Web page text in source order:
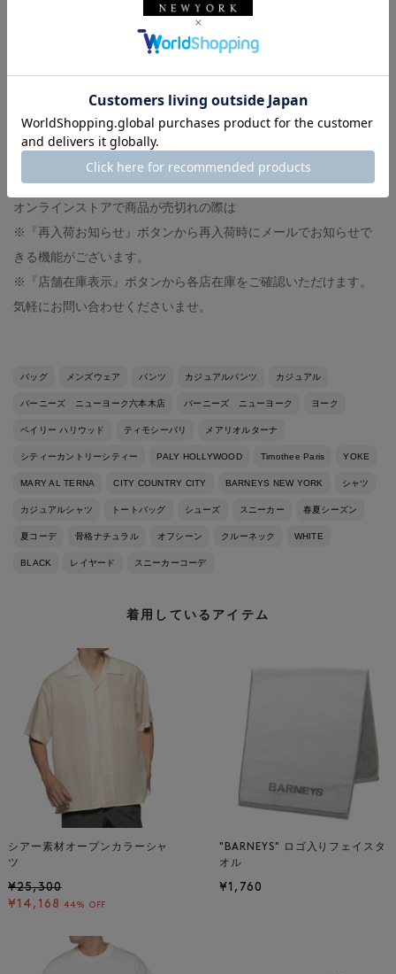
◼︎身長174センチ、体重60キロ
◼︎足の甲は低く、幅狭
◼︎革靴サイズ40,UK6（ジャストサイズです）
オンラインストアで商品が売切れの際は
※『再入荷お知らせ』ボタンから再入荷時にメールでお知らせで
きる機能がございます。
※『店舗在庫表示』ボタンから各店在庫をご確認いただけます。
気軽にお問い合わせくださいませ。
バッグ メンズウェア パンツ カジュアルパンツ カジュアル
バーニーズ ニューヨーク六本木店 バーニーズ ニューヨーク ヨーク
ペイリー ハリウッド ティモシーパリ メアリオルターナ
シティーカントリーシティー PALY HOLLYWOOD Timothee Paris YOKE
MARY AL TERNA CITY COUNTRY CITY BARNEYS NEW YORK シャツ
カジュアルシャツ トートバッグ シューズ スニーカー 春夏シーズン
夏コーデ 骨格ナチュラル オフシーン クルーネック WHITE
BLACK レイヤード スニーカーコーデ
着用しているアイテム
シアー素材オープンカラーシャ
ツ
¥25,300
¥14,168 44% OFF
"BARNEYS" ロゴ入りフェイスタ
オル
¥1,760